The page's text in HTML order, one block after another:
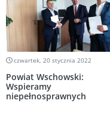
czwartek, 20 stycznia 2022
Powiat Wschowski:
Wspieramy
niepełnosprawnych